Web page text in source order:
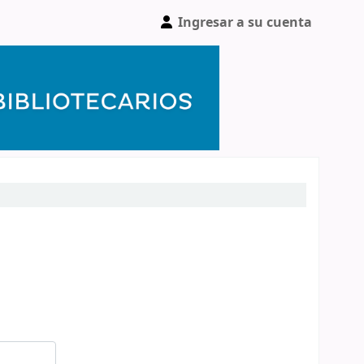
Ingresar a su cuenta